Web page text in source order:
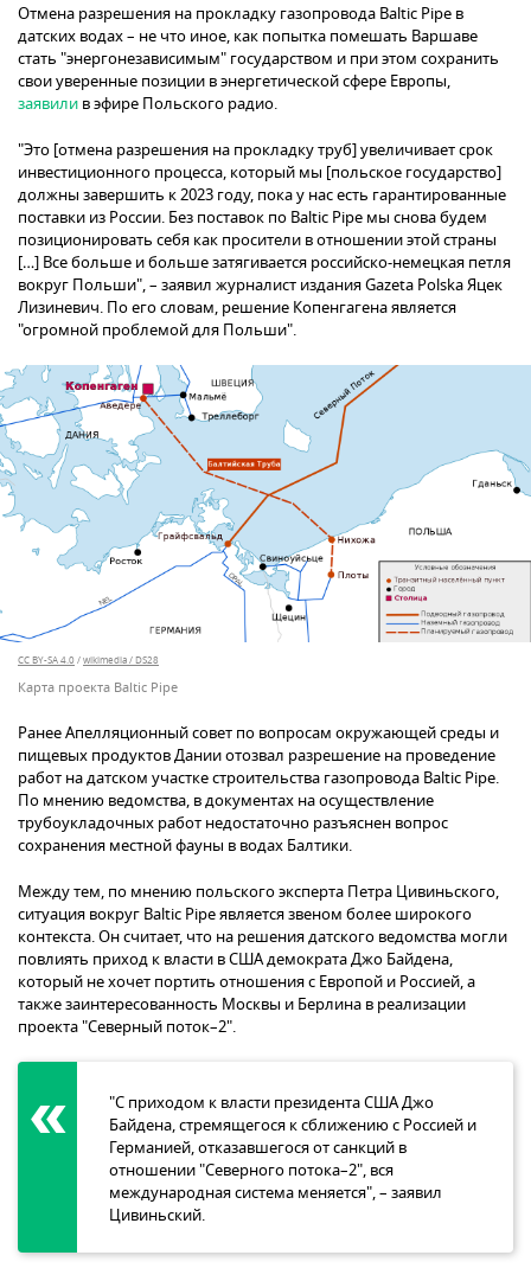
Отмена разрешения на прокладку газопровода Baltic Pipe в
датских водах – не что иное, как попытка помешать Варшаве
стать "энергонезависимым" государством и при этом сохранить
свои уверенные позиции в энергетической сфере Европы,
заявили в эфире Польского радио.
"Это [отмена разрешения на прокладку труб] увеличивает срок
инвестиционного процесса, который мы [польское государство]
должны завершить к 2023 году, пока у нас есть гарантированные
поставки из России. Без поставок по Baltic Pipe мы снова будем
позиционировать себя как просители в отношении этой страны
[…] Все больше и больше затягивается российско-немецкая петля
вокруг Польши", – заявил журналист издания Gazeta Polska Яцек
Лизиневич. По его словам, решение Копенгагена является
"огромной проблемой для Польши".
CC BY-SA 4.0 /wikimedia / DS28
Карта проекта Baltic Pipe
Ранее Апелляционный совет по вопросам окружающей среды и
пищевых продуктов Дании отозвал разрешение на проведение
работ на датском участке строительства газопровода Baltic Pipe.
По мнению ведомства, в документах на осуществление
трубоукладочных работ недостаточно разъяснен вопрос
сохранения местной фауны в водах Балтики.
Между тем, по мнению польского эксперта Петра Цивиньского,
ситуация вокруг Baltic Pipe является звеном более широкого
контекста. Он считает, что на решения датского ведомства могли
повлиять приход к власти в США демократа Джо Байдена,
который не хочет портить отношения с Европой и Россией, а
также заинтересованность Москвы и Берлина в реализации
проекта "Северный поток–2".
"С приходом к власти президента США Джо
Байдена, стремящегося к сближению с Россией и
Германией, отказавшегося от санкций в
отношении "Северного потока–2", вся
международная система меняется", – заявил
Цивиньский.